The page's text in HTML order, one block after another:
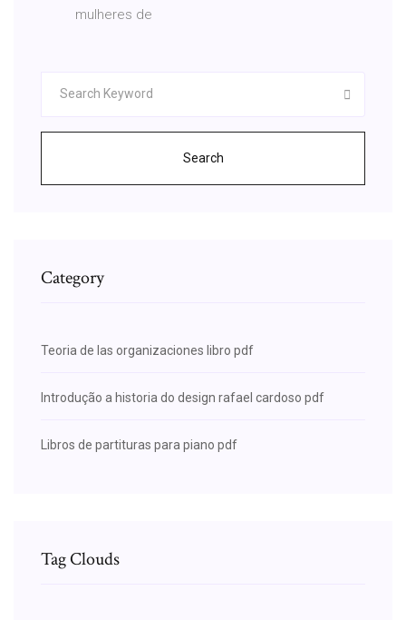
mulheres de
Search
Category
Teoria de las organizaciones libro pdf
Introdução a historia do design rafael cardoso pdf
Libros de partituras para piano pdf
Tag Clouds